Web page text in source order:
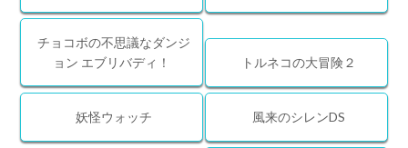
チョコボの不思議なダンジ
ョン エブリバディ！
トルネコの大冒険２
妖怪ウォッチ 風来のシレンDS